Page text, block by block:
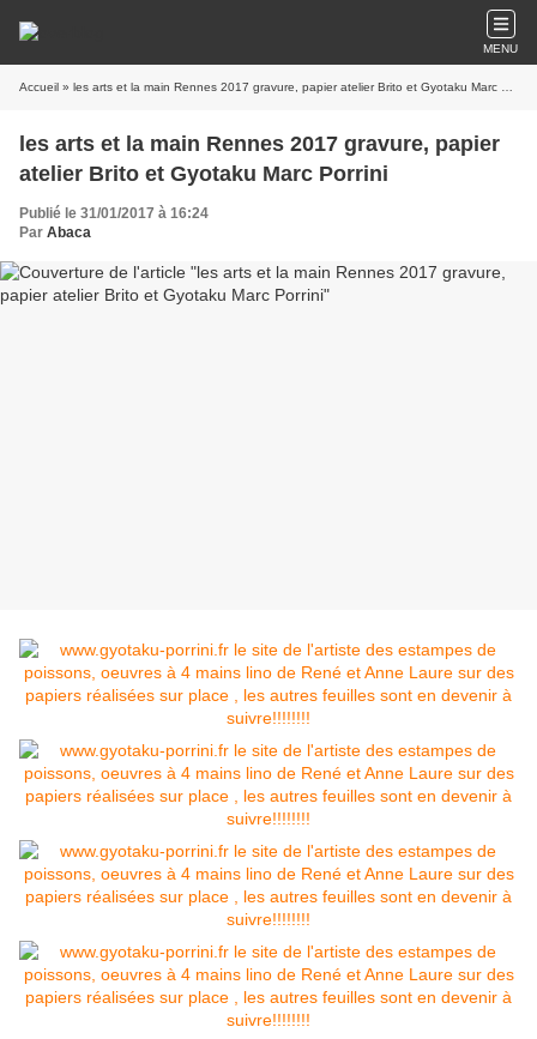
MENU
Accueil » les arts et la main Rennes 2017 gravure, papier atelier Brito et Gyotaku Marc Porrini
les arts et la main Rennes 2017 gravure, papier
atelier Brito et Gyotaku Marc Porrini
Publié le 31/01/2017 à 16:24
Par Abaca